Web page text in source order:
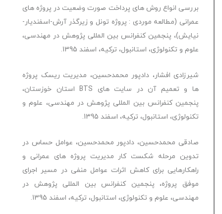
بررسی انواع روش های پرداخت صورت وضعیت در پروژه های
عمرانی (مطالعه موردی : پروژه تونل و زیرگذر آرش-اسفندیار-
نیایش)، پنجمین کنفرانس بین المللی پژوهش در مهندسی،
علوم و تکنولوژی، استانبول، ترکیه، اسفند 1395.
شیرزادی افشار، دادپور محمدحسین، مدیریت ریسک پروژه
ها و تعمیم آن در سایت های BTS استان خوزستان،
پنجمین کنفرانس بین المللی پژوهش در مهندسی، علوم و
تکنولوژی، استانبول، ترکیه، اسفند 1395.
صادقی محمدحسین، دادپور محمدحسین، عوامل حساس در
تدوین مرحله شکست کار مدیریت پروژه های عمرانی و
راهکارهایی برای کاهش اثرات عوامل منفی در مسیر اجرای
موفق پروژه، پنجمین کنفرانس بین المللی پژوهش در
مهندسی، علوم و تکنولوژی، استانبول، ترکیه، اسفند 1395.